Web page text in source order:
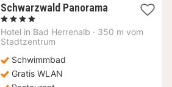
Schwarzwald Panorama1
ab
, 4 Sterne
Hotel in Bad Herrenalb · 350 m vom
Stadtzentrum
Schwimmbad
Gratis WLAN